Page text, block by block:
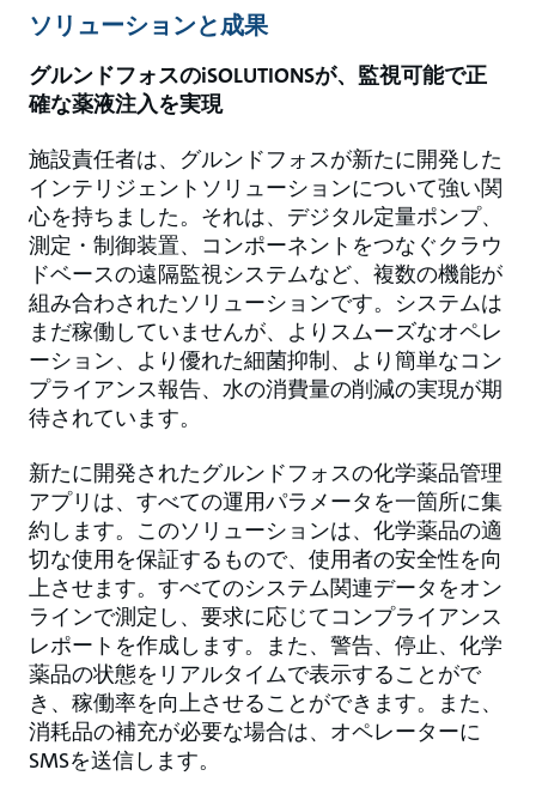
ソリューションと成果
グルンドフォスのiSOLUTIONSが、監視可能で正
確な薬液注入を実現
施設責任者は、グルンドフォスが新たに開発した
インテリジェントソリューションについて強い関
心を持ちました。それは、デジタル定量ポンプ、
測定・制御装置、コンポーネントをつなぐクラウ
ドベースの遠隔監視システムなど、複数の機能が
組み合わされたソリューションです。システムは
まだ稼働していませんが、よりスムーズなオペレ
ーション、より優れた細菌抑制、より簡単なコン
プライアンス報告、水の消費量の削減の実現が期
待されています。
新たに開発されたグルンドフォスの化学薬品管理
アプリは、すべての運用パラメータを一箇所に集
約します。このソリューションは、化学薬品の適
切な使用を保証するもので、使用者の安全性を向
上させます。すべてのシステム関連データをオン
ラインで測定し、要求に応じてコンプライアンス
レポートを作成します。また、警告、停止、化学
薬品の状態をリアルタイムで表示することがで
き、稼働率を向上させることができます。また、
消耗品の補充が必要な場合は、オペレーターに
SMSを送信します。